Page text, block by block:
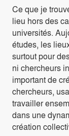
Ce que je
lieu hors des
universités.
études, les
surtout pour
ni chercheurs
important de
chercheurs,
travailler
dans une
création